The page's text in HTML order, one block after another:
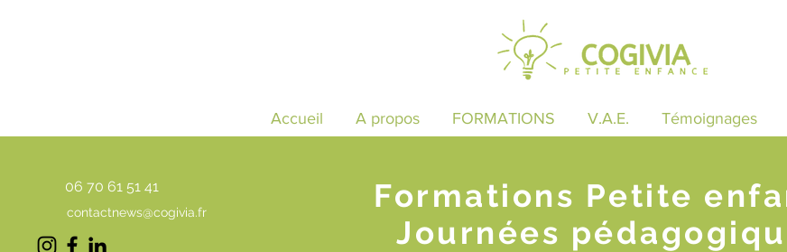
Accueil A propos FORMATIONS V.A.E. Témoignages
06 70 61 51 41
contactnews@cogivia.fr
Formations Petite
Journées